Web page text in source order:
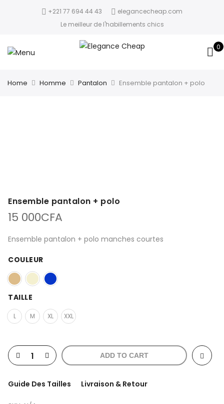
+221 77 694 44 43
elegancecheap.com
Le meilleur de l'habillements chics
0
Home Homme Pantalon Ensemble pantalon + polo
Ensemble pantalon + polo
15 000CFA
Ensemble pantalon + polo manches courtes
COULEUR
TAILLE
L M XL XXL
ADD TO CART
Guide Des Tailles Livraison & Retour